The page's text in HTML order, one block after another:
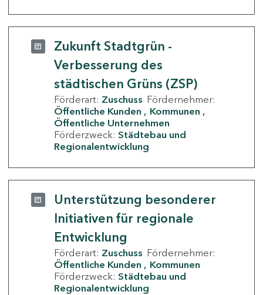
Zukunft Stadtgrün -
Verbesserung des
städtischen Grüns (ZSP)
Förderart: Zuschuss Fördernehmer:
Öffentliche Kunden
Kommunen
Öffentliche Unternehmen
Förderzweck: Städtebau und
Regionalentwicklung
Unterstützung besonderer
Initiativen für regionale
Entwicklung
Förderart: Zuschuss Fördernehmer:
Öffentliche Kunden
Kommunen
Förderzweck: Städtebau und
Regionalentwicklung